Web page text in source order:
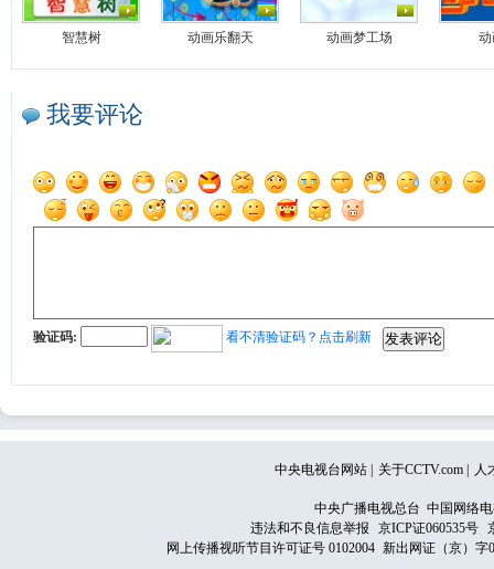
智慧树 动画乐翻天 动画梦工场 动
我要评论
验证码: 看不清验证码？点击刷新
中央电视台网站 关于CCTV.com 人
中央广播电视总台 中国网络
违法和不良信息举报
京ICP证060535号
网上传播视听节目许可证号 0102004 新出网证（京）